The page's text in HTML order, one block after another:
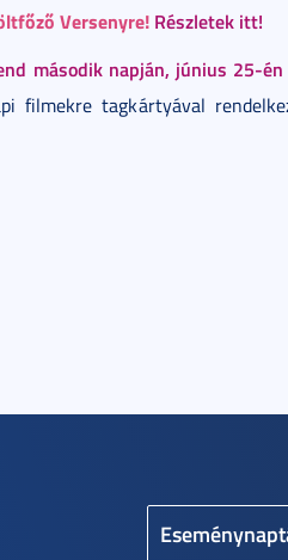
Versenyre! Részletek itt!
második napján, június 25-én
filmekre tagkártyával